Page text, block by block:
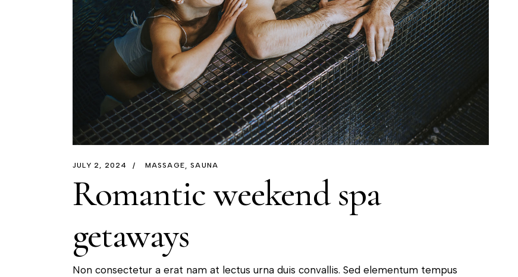
JULY 2, 2024 MASSAGE SAUNA
Romantic weekend spa
getaways
Non consectetur a erat nam at lectus urna duis convallis. Sed elementum tempus